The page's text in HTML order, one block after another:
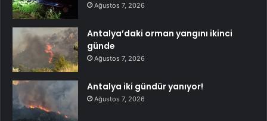
Ağustos 7, 2026
Antalya’daki orman yangını ikinci
günde
Ağustos 7, 2026
Antalya iki gündür yanıyor!
Ağustos 7, 2026